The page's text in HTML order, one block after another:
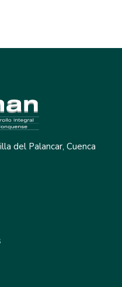
del Palancar, Cuenca